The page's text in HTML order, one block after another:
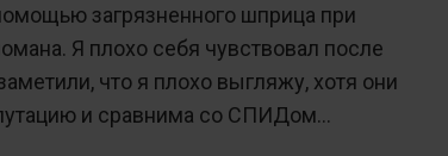
загрязненного шприца при
Я плохо себя чувствовал после
что я плохо выгляжу, хотя они
и сравнима со СПИДом…